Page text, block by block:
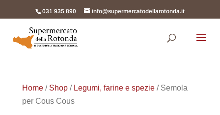
031 935 890 info@supermercatodellarotonda.it
Home/ Shop/ Legumi, farine e spezie/ Semola
per Cous Cous